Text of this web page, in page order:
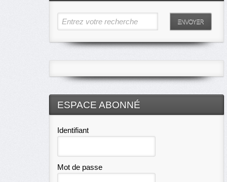
Entrez votre recherche ENVOYER
ESPACE ABONNÉ
Identifiant
Mot de passe